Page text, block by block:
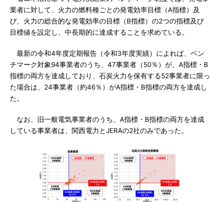
業者に対して、火力の燃料種ごとの発電効率目標（A指標）及
び、火力の総合的な発電効率の目標（B指標）の2つの指標及び
目標値を設定し、中長期的に達成することを求めている。
最新の令和4年度定期報告（令和3年度実績）によれば、ベン
チマーク対象94事業者のうち、47事業者（50％）が、A指標・B
指標の両方を達成しており、石炭火力を保有する52事業者に限っ
た場合は、24事業者（約46％）がA指標・B指標の両方を達成し
た。
なお、旧一般電気事業者のうち、A指標・B指標の両方を達成
している事業者は、関西電力とJERAの2社のみであった。